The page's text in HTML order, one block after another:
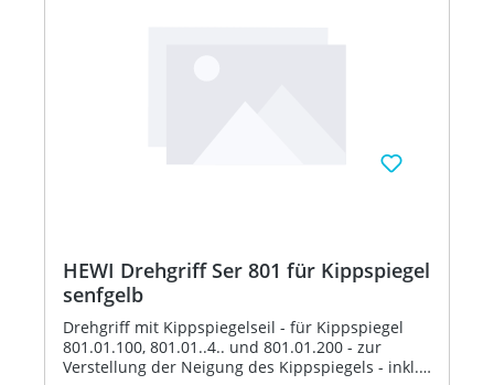
HEWI Drehgriff Ser 801 für Kippspiegel
senfgelb
Drehgriff mit Kippspiegelseil - für Kippspiegel
801.01.100, 801.01..4.. und 801.01.200 - zur
Verstellung der Neigung des Kippspiegels - inkl.